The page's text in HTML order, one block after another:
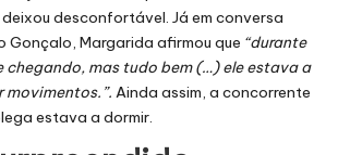
desconfortável. Já em conversa
Gonçalo, Margarida afirmou que “durante
chegando, mas tudo bem (…) ele estava a
movimentos.”. Ainda assim, a concorrente
estava a dormir.